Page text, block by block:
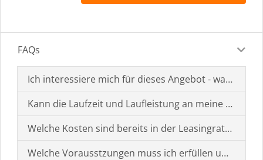
FAQs
Ich interessiere mich für dieses Angebot - was muss
Kann die Laufzeit und Laufleistung an meine
Welche Kosten sind bereits in der Leasingrate
Welche Vorausstzungen muss ich erfüllen um einen